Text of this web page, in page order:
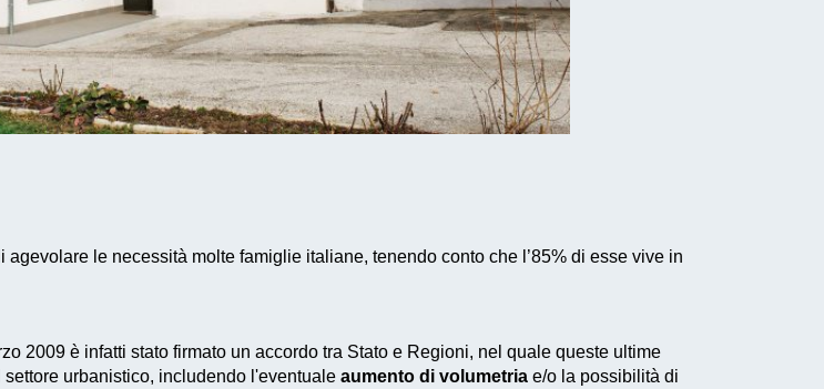
le necessità molte famiglie italiane, tenendo conto che l’85% di esse vive in
2009 è infatti stato firmato un accordo tra Stato e Regioni, nel quale queste ultime
urbanistico, includendo l'eventuale aumento di volumetria e/o la possibilità di